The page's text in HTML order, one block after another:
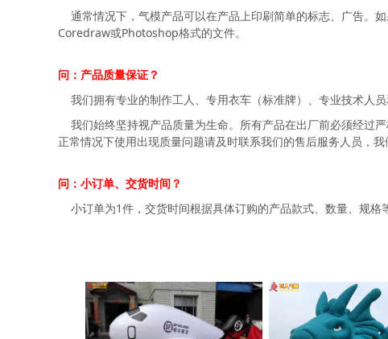
通常情况下，气模产品可以在产品上印刷简单的标志、广告。
Coredraw或Photoshop格式的文件。
问：产品质量保证？
我们拥有专业的制作工人、专用衣车（标准牌）、专业技术人
我们始终坚持视产品质量为生命。所有产品在出厂前必须经过
正常情况下使用出现质量问题请及时联系我们的售后服务人员，我
问：小订单、交货时间？
小订单为1件，交货时间根据具体订购的产品款式、数量、规格